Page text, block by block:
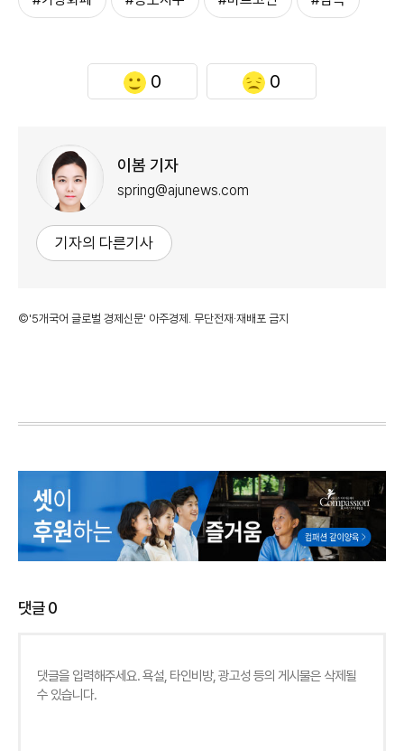
0 0
이봄 기자
spring@ajunews.com
기자의 다른기사
©'5개국어 글로벌 경제신문' 아주경제. 무단전재·재배포 금지
댓글0